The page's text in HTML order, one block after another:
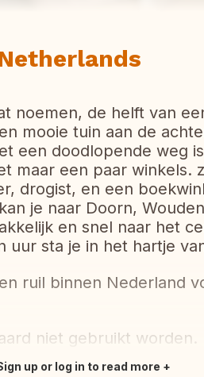
noemen, de helft van
mooie tuin aan de
een doodlopende weg
maar een paar winkels.
drogist, en een
je naar Doorn,
en snel naar het
uur sta je in het hartje
ruil binnen Nederland
niet gebruikt worden.
up or log in to read more